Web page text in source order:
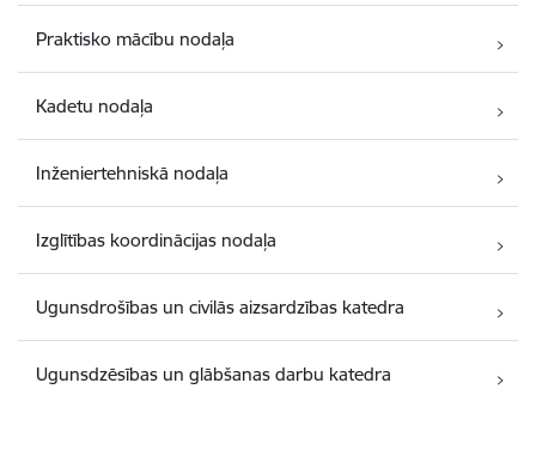
Praktisko mācību nodaļa
Kadetu nodaļa
Inženiertehniskā nodaļa
Izglītības koordinācijas nodaļa
Ugunsdrošības un civilās aizsardzības katedra
Ugunsdzēsības un glābšanas darbu katedra